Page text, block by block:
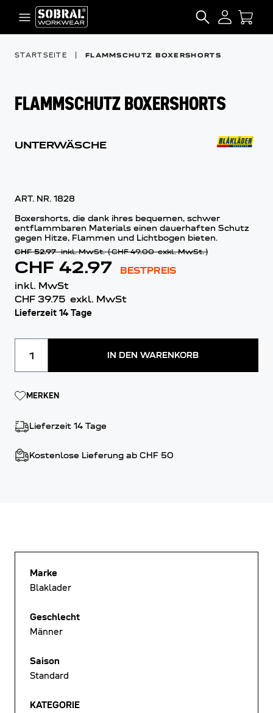
Zum Inhalt springen
SEARCH
STARTSEITE FLAMMSCHUTZ BOXERSHORTS
FLAMMSCHUTZ BOXERSHORTS
UNTERWÄSCHE
ART. NR. 1828
Boxershorts, die dank ihres bequemen, schwer
entflammbaren Materials einen dauerhaften Schutz
gegen Hitze, Flammen und Lichtbogen bieten.
CHF 52.97 inkl. MwSt. (CHF 49.00exkl. MwSt.)
CHF 42.97
BESTPREIS
inkl. MwSt
CHF 39.75 exkl. MwSt
Lieferzeit 14 Tage
IN DEN WARENKORB
MERKEN
Lieferzeit 14 Tage
Kostenlose Lieferung ab CHF 50
Marke
Blaklader
Geschlecht
Männer
Saison
Standard
KATEGORIE